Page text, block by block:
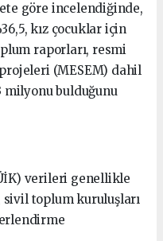
göre incelendiğinde,
kız çocuklar için
raporları, resmi
(MESEM) dahil
milyonu bulduğunu
verileri genellikle
sivil toplum kuruluşları